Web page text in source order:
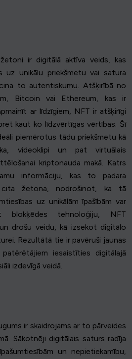
ir digitālā aktīva veids, kas
uz unikālu priekšmetu vai satura
to autentiskumu. Atšķirībā no
Bitcoin vai Ethereum, kas ir
ar līdzīgiem, NFT ir atšķirīgi
kaut ko līdzvērtīgas vērtības. Šī
piemērotus tādu priekšmetu kā
videoklipi un pat virtuālais
kriptonauda makā. Katrs
informāciju, kas to padara
žetona, nodrošinot, ka tā
uz unikālām īpašībām var
blokķēdes tehnoloģiju, NFT
drošu veidu, kā izsekot digitālo
Rezultātā tie ir pavēruši jaunas
iesaistīties digitālajā
izdevīgā veidā.
ir skaidrojams ar to pārveides
Sākotnēji digitālais saturs radīja
un nepietiekamību,